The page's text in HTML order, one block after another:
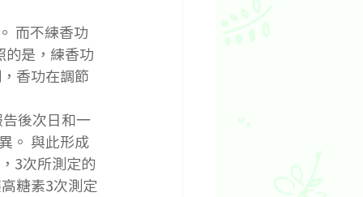
而不練香功
的是，練香功
香功在調節
後次日和一
。 與此形成
3次所測定的
糖素3次測定